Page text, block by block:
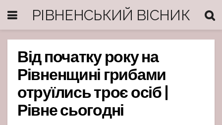
РІВНЕНСЬКИЙ ВІСНИК
Від початку року на
Рівненщині грибами
отруїлись троє осіб |
Рівне сьогодні